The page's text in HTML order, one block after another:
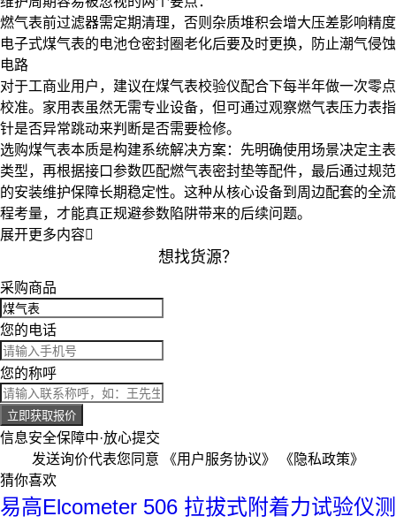
燃气表前过滤器需定期清理，否则杂质堆积会增大压差影响精度
电子式煤气表的电池仓密封圈老化后要及时更换，防止潮气侵蚀
电路
对于工商业用户，建议在煤气表校验仪配合下每半年做一次零点
校准。家用表虽然无需专业设备，但可通过观察燃气表压力表指
针是否异常跳动来判断是否需要检修。
选购煤气表本质是构建系统解决方案：先明确使用场景决定主表
类型，再根据接口参数匹配燃气表密封垫等配件，最后通过规范
的安装维护保障长期稳定性。这种从核心设备到周边配套的全流
程考量，才能真正规避参数陷阱带来的后续问题。
展开更多内容
想找货源？
采购商品
您的电话
您的称呼
立即获取报价
信息安全保障中·放心提交
发送询价代表您同意 《用户服务协议》
《隐私政策》
猜你喜欢
易高Elcometer 506 拉拔式附着力试验仪测